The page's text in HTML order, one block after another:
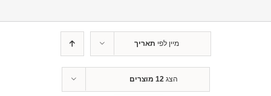
מיין לפי תאריך
הצג 12 מוצרים